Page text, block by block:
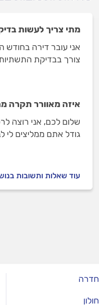
מתי צריך לעשות
אני עובר דירה
צורך בבדיקת
איזה מאוורר תקרה
שלום לכם, אני רוצה
גודל אתם ממליצים לי
עוד שאלות ותשובות